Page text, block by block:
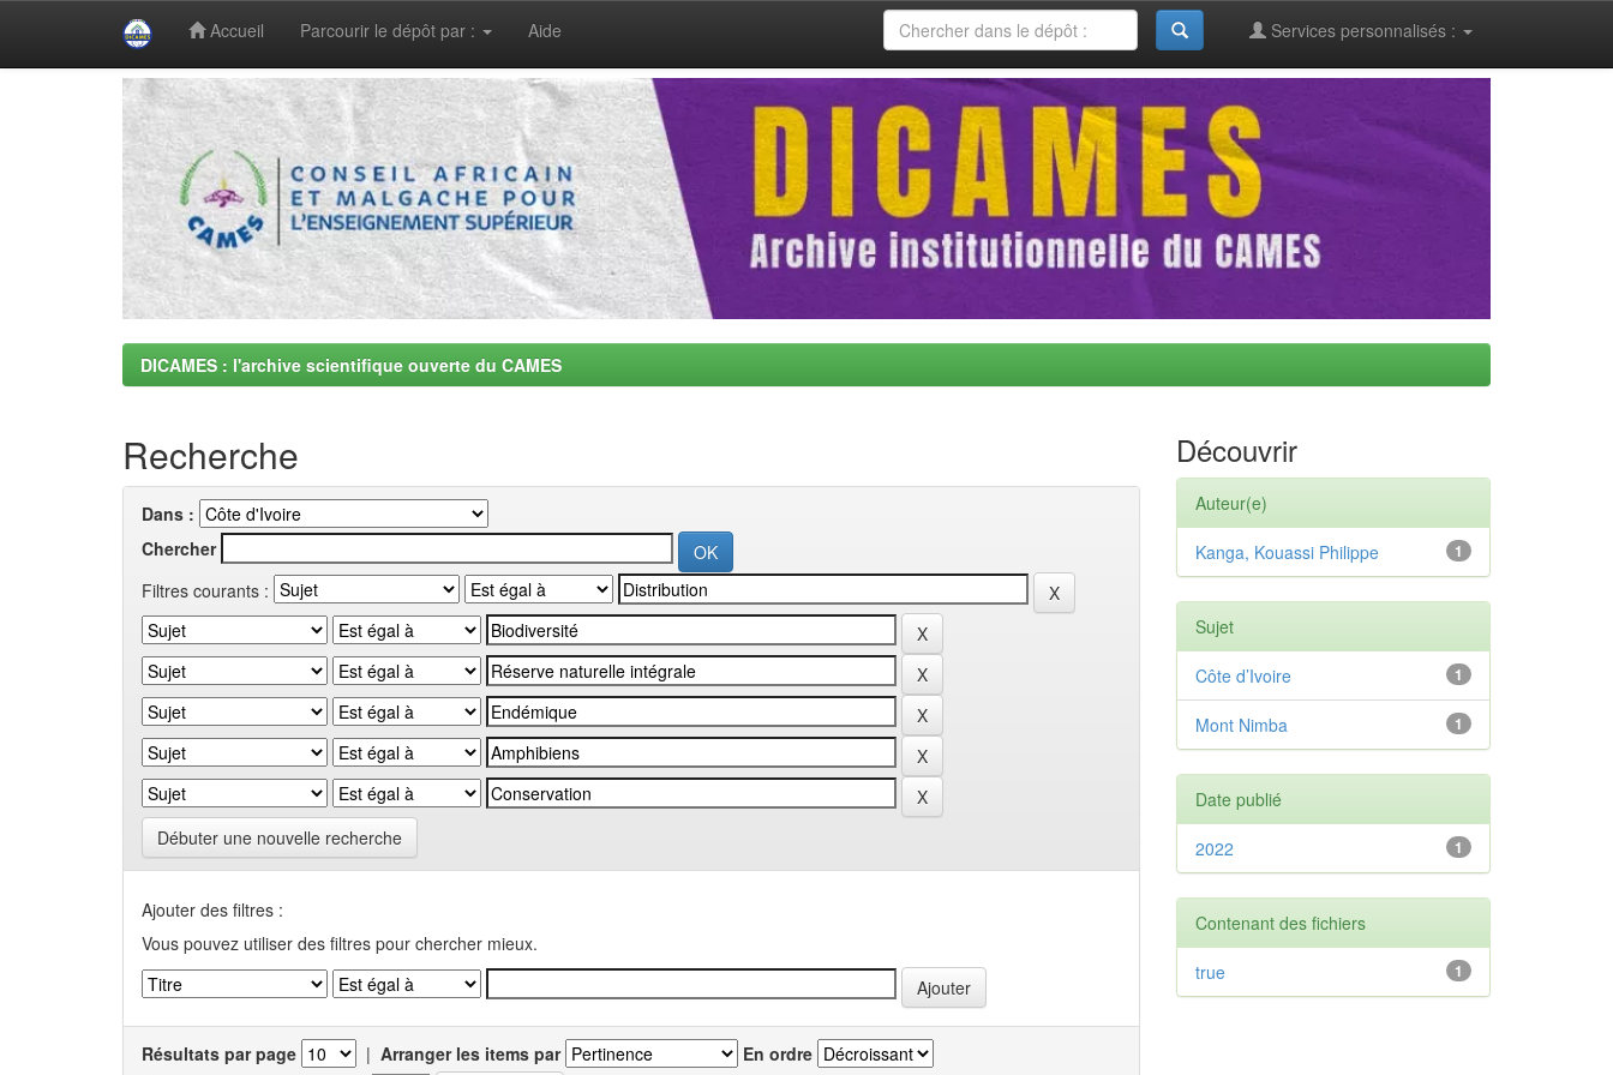
Accueil Parcourir le dépôt par : Aide Services personnalisés :
DICAMES : l'archive scientifique ouverte du CAMES
Recherche
Dans :
Chercher
Filtres courants :
Débuter une nouvelle recherche
Ajouter des filtres :
Vous pouvez utiliser des filtres pour chercher mieux.
Résultats par page | Arranger les items par
En ordre
Découvrir
Auteur(e)
1
Kanga, Kouassi Philippe
Sujet
1
Côte d’Ivoire
1
Mont Nimba
Date publié
1
2022
Contenant des fichiers
1
true